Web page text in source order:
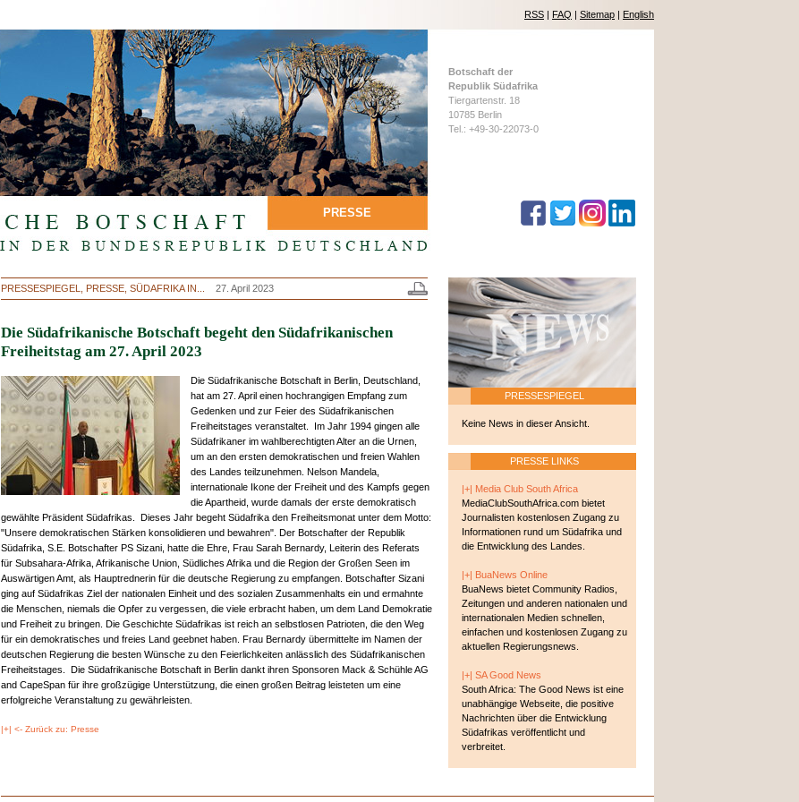
RSS | FAQ | Sitemap | English
PRESSE
Botschaft der
Republik Südafrika
Tiergartenstr. 18
10785 Berlin
Tel.: +49-30-22073-0
PRESSESPIEGEL, PRESSE, SÜDAFRIKA IN... 27. April 2023
Die Südafrikanische Botschaft begeht den Südafrikanischen
Freiheitstag am 27. April 2023
Die Südafrikanische Botschaft in Berlin, Deutschland,
hat am 27. April einen hochrangigen Empfang zum
Gedenken und zur Feier des Südafrikanischen
Freiheitstages veranstaltet. Im Jahr 1994 gingen alle
Südafrikaner im wahlberechtigten Alter an die Urnen,
um an den ersten demokratischen und freien Wahlen
des Landes teilzunehmen. Nelson Mandela,
internationale Ikone der Freiheit und des Kampfs gegen
die Apartheid, wurde damals der erste demokratisch
gewählte Präsident Südafrikas. Dieses Jahr begeht Südafrika den Freiheitsmonat unter dem Motto:
"Unsere demokratischen Stärken konsolidieren und bewahren". Der Botschafter der Republik
Südafrika, S.E. Botschafter PS Sizani, hatte die Ehre, Frau Sarah Bernardy, Leiterin des Referats
für Subsahara-Afrika, Afrikanische Union, Südliches Afrika und die Region der Großen Seen im
Auswärtigen Amt, als Hauptrednerin für die deutsche Regierung zu empfangen. Botschafter Sizani
ging auf Südafrikas Ziel der nationalen Einheit und des sozialen Zusammenhalts ein und ermahnte
die Menschen, niemals die Opfer zu vergessen, die viele erbracht haben, um dem Land Demokratie
und Freiheit zu bringen. Die Geschichte Südafrikas ist reich an selbstlosen Patrioten, die den Weg
für ein demokratisches und freies Land geebnet haben. Frau Bernardy übermittelte im Namen der
deutschen Regierung die besten Wünsche zu den Feierlichkeiten anlässlich des Südafrikanischen
Freiheitstages. Die Südafrikanische Botschaft in Berlin dankt ihren Sponsoren Mack & Schühle AG
and CapeSpan für ihre großzügige Unterstützung, die einen großen Beitrag leisteten um eine
erfolgreiche Veranstaltung zu gewährleisten.
|+| <- Zurück zu: Presse
PRESSESPIEGEL
Keine News in dieser Ansicht.
PRESSE LINKS
|+| Media Club South Africa
MediaClubSouthAfrica.com bietet
Journalisten kostenlosen Zugang zu
Informationen rund um Südafrika und
die Entwicklung des Landes.
|+| BuaNews Online
BuaNews bietet Community Radios,
Zeitungen und anderen nationalen und
internationalen Medien schnellen,
einfachen und kostenlosen Zugang zu
aktuellen Regierungsnews.
|+| SA Good News
South Africa: The Good News ist eine
unabhängige Webseite, die positive
Nachrichten über die Entwicklung
Südafrikas veröffentlicht und
verbreitet.